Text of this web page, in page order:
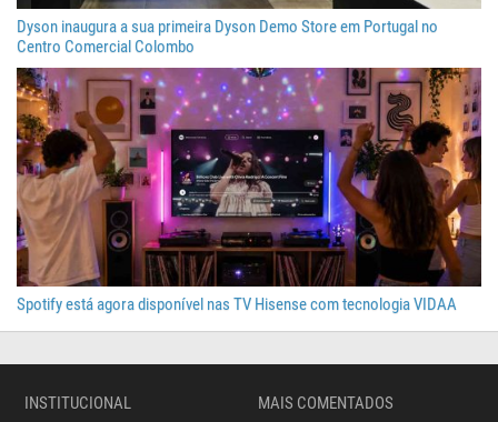
Dyson inaugura a sua primeira Dyson Demo Store em Portugal no
Centro Comercial Colombo
Spotify está agora disponível nas TV Hisense com tecnologia VIDAA
INSTITUCIONAL MAIS COMENTADOS